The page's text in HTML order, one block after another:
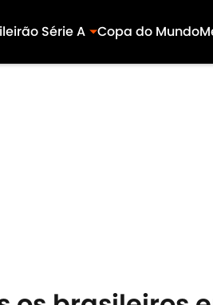
Série A Copa do Mundo